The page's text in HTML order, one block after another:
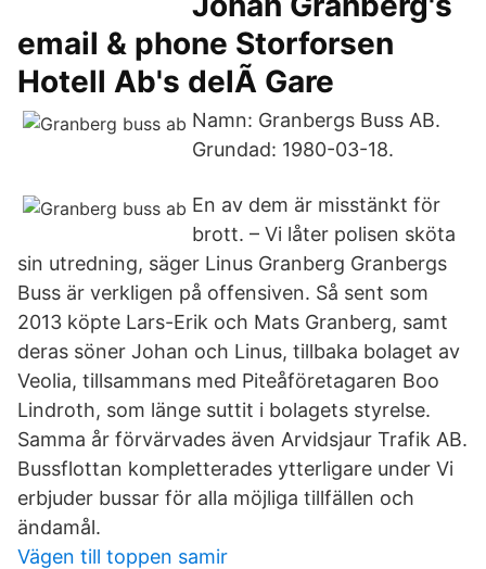
email & phone Storforsen
Hotell Ab's delÃ Gare
Namn: Granbergs Buss AB.
Grundad: 1980-03-18.
En av dem är misstänkt för
brott. – Vi låter polisen sköta
sin utredning, säger Linus Granberg Granbergs
Buss är verkligen på offensiven. Så sent som
2013 köpte Lars-Erik och Mats Granberg, samt
deras söner Johan och Linus, tillbaka bolaget av
Veolia, tillsammans med Piteåföretagaren Boo
Lindroth, som länge suttit i bolagets styrelse.
Samma år förvärvades även Arvidsjaur Trafik AB.
Bussflottan kompletterades ytterligare under Vi
erbjuder bussar för alla möjliga tillfällen och
ändamål.
Vägen till toppen samir